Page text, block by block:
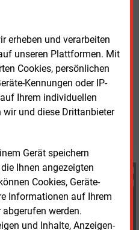
erheben und verarbeiten
unseren Plattformen. Mit
Cookies, persönlichen
Kennungen oder IP-
Ihrem individuellen
und diese Drittanbieter
Gerät speichern
Ihnen angezeigten
Cookies, Geräte-
Informationen auf Ihrem
abgerufen werden.
und Inhalte, Anzeigen-
Asset ist und
Geschwindigkeit des
unerlässlich ist“, so Fest.
Fritz Wilhelm
+49 (0) 6007 9396075
f.wilhelm@energie-und-
management.de